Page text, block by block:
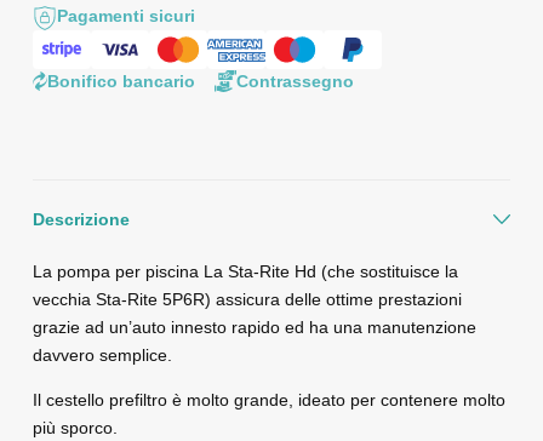
Pagamenti sicuri
Bonifico bancario Contrassegno
Descrizione
La pompa per piscina La Sta-Rite Hd (che sostituisce la
vecchia Sta-Rite 5P6R) assicura delle ottime prestazioni
grazie ad un’auto innesto rapido ed ha una manutenzione
davvero semplice.
Il cestello prefiltro è molto grande, ideato per contenere molto
più sporco.